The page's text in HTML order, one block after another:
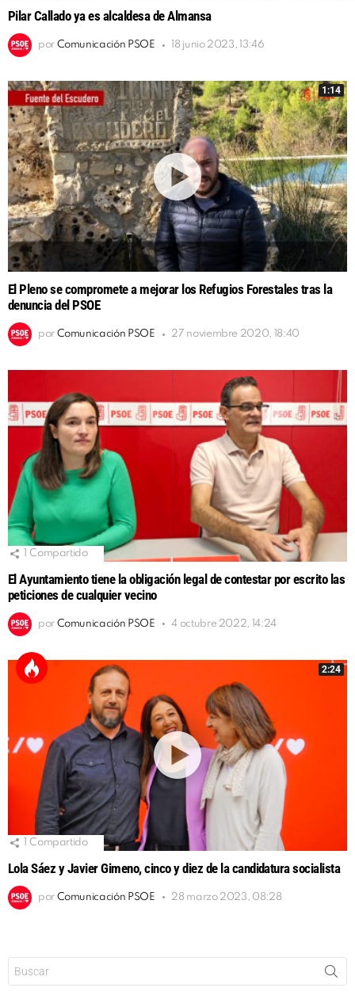
Pilar Callado ya es alcaldesa de Almansa
por Comunicación PSOE 18 junio 2023, 13:46
1:14
El Pleno se compromete a mejorar los Refugios Forestales tras la
denuncia del PSOE
por Comunicación PSOE 27 noviembre 2020, 18:40
Compartido
El Ayuntamiento tiene la obligación legal de contestar por escrito las
peticiones de cualquier vecino
por Comunicación PSOE 4 octubre 2022, 14:24
2:24
Compartido
Lola Sáez y Javier Gimeno, cinco y diez de la candidatura socialista
por Comunicación PSOE 28 marzo 2023, 08:28